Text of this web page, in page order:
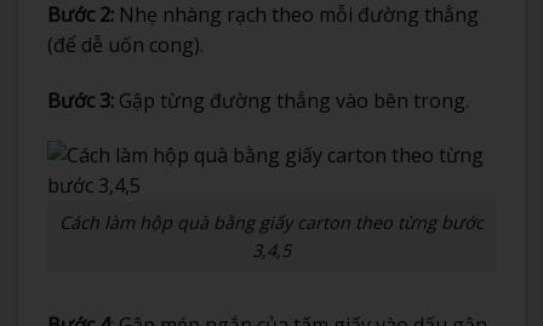
Bước 2: Nhẹ nhàng rạch theo mỗi đường thẳng
(để dễ uốn cong).
Bước 3: Gập từng đường thẳng vào bên trong.
Cách làm hộp quà bằng giấy carton theo từng bước
3,4,5